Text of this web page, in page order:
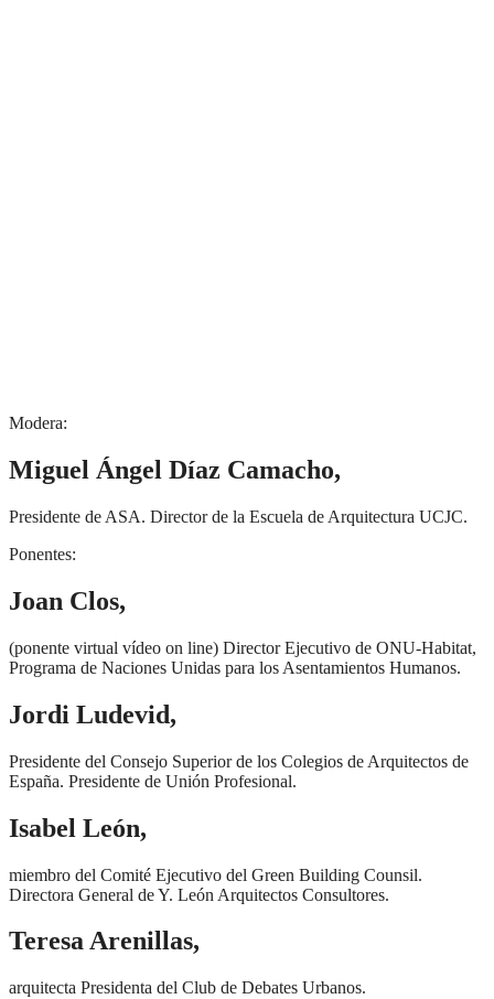
Modera:
Miguel Ángel Díaz Camacho,
Presidente de ASA. Director de la Escuela de Arquitectura UCJC.
Ponentes:
Joan Clos,
(ponente virtual vídeo on line) Director Ejecutivo de ONU-Habitat,
Programa de Naciones Unidas para los Asentamientos Humanos.
Jordi Ludevid,
Presidente del Consejo Superior de los Colegios de Arquitectos de
España. Presidente de Unión Profesional.
Isabel León,
miembro del Comité Ejecutivo del Green Building Counsil.
Directora General de Y. León Arquitectos Consultores.
Teresa Arenillas,
arquitecta Presidenta del Club de Debates Urbanos.